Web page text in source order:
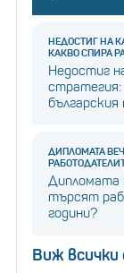
НЕДОСТИГ НА
КАКВО СПИРА
Недостиг
стратегия:
ДИПЛОМАТА
Дипломата
търсят
години?
Виж всички